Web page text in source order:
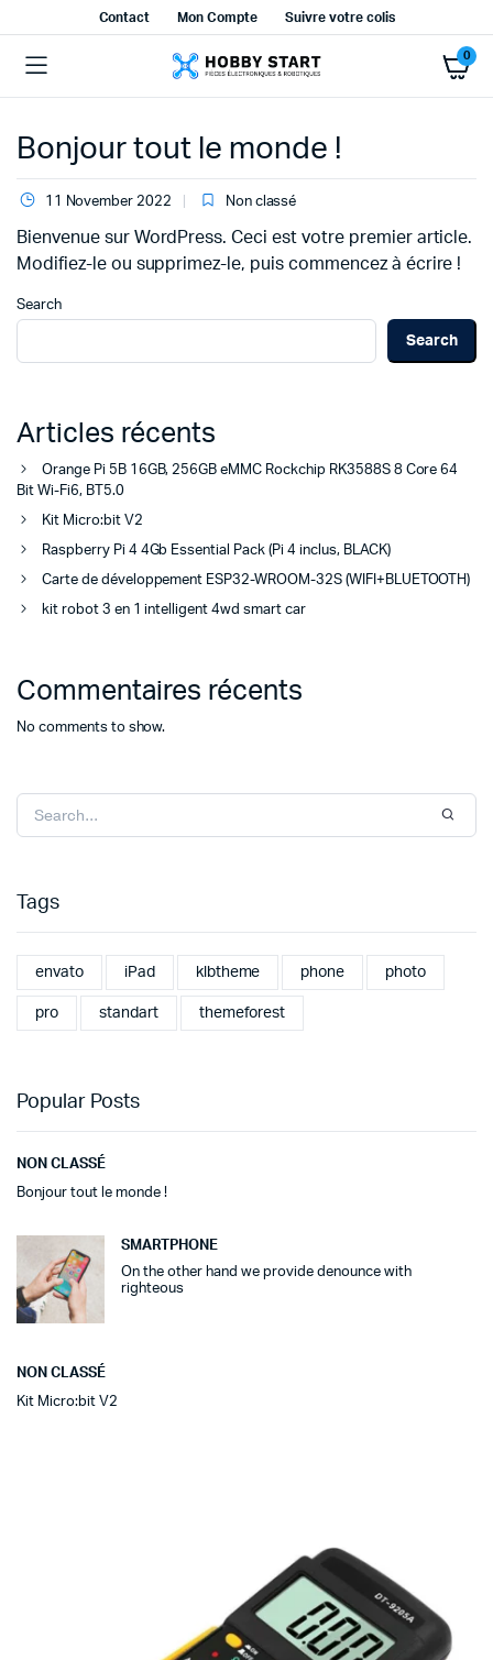
Contact Mon Compte Suivre votre colis
0
Bonjour tout le monde !
11 November 2022 Non classé
Bienvenue sur WordPress. Ceci est votre premier article.
Modifiez-le ou supprimez-le, puis commencez à écrire !
Search
Search
Articles récents
Orange Pi 5B 16GB, 256GB eMMC Rockchip RK3588S 8 Core 64
Bit Wi-Fi6, BT5.0
Kit Micro:bit V2
Raspberry Pi 4 4Gb Essential Pack (Pi 4 inclus, BLACK)
Carte de développement ESP32-WROOM-32S (WIFI+BLUETOOTH)
kit robot 3 en 1 intelligent 4wd smart car
Commentaires récents
No comments to show.
Tags
envato iPad klbtheme phone photo
pro standart themeforest
Popular Posts
NON CLASSÉ
Bonjour tout le monde !
SMARTPHONE
On the other hand we provide denounce with
righteous
NON CLASSÉ
Kit Micro:bit V2